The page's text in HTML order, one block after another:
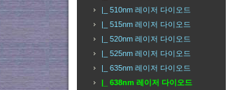
|_ 510nm 레이저 다이오드
|_ 515nm 레이저 다이오드
|_ 520nm 레이저 다이오드
|_ 525nm 레이저 다이오드
|_ 635nm 레이저 다이오드
|_ 638nm 레이저 다이오드